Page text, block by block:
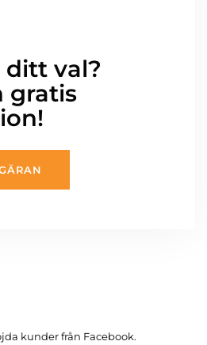
ditt val?
gratis
kunder från Facebook.